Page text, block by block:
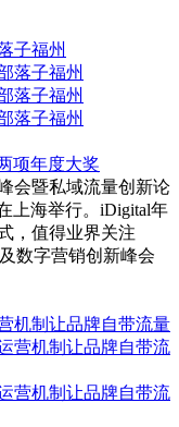
子福州
项年度大奖
会暨私域流量创新论
上海举行。iDigital年
，值得业界关注
数字营销创新峰会
机制让品牌自带流量